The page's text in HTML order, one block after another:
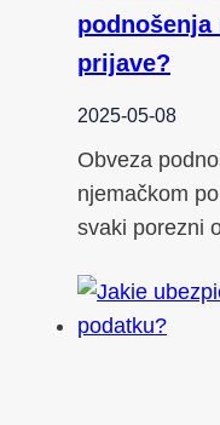
podnošenja
prijave?
2025-05-08
Obveza
njemačkom
svaki porezni